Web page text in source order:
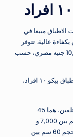
غسالات الاطباق مبيعا في
عالية. تتوفر
هذه الغسالة في مصر بسعر يتراوح بين 7,000 و 10,000 جنيه مصري، حسب
هناك العديد من العوامل التي تؤثر على سعر غسالة اطباق بيكو ١٠ افراد،
الحجم: تتوفر غسالة اطباق بيكو ١٠ افراد بحجمين مختلفين، هما 45
سم و 60 سم. يتراوح سعر الغسالة ذات الحجم 45 سم بين 7,000 و
8,000 جنيه مصري، بينما يتراوح سعر الغسالة ذات الحجم 60 سم بين